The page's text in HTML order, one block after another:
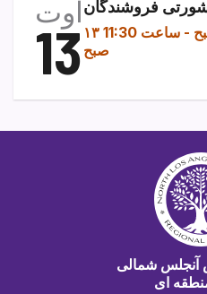
اوت
13
فروشندگان
-
ساعت 11:30
صبح
شمالی
ای